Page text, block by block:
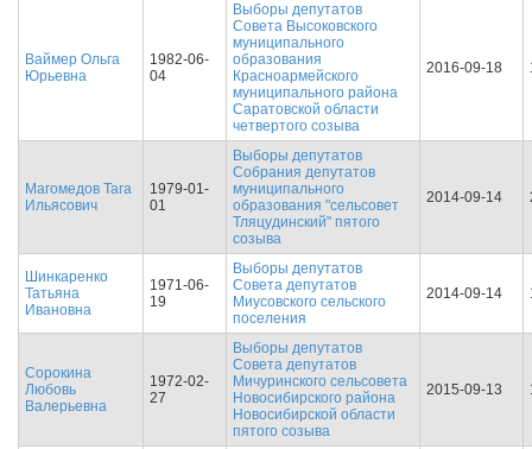
Ваймер Ольга
Юрьевна
1982-06-
04
Выборы депутатов
Совета Высоковского
муниципального
образования
Красноармейского
муниципального района
Саратовской области
четвертого созыва
2016-09-18
Магомедов Тага
Ильясович
1979-01-
01
Выборы депутатов
Собрания депутатов
муниципального
образования "сельсовет
Тляцудинский" пятого
созыва
2014-09-14
Шинкаренко
Татьяна
Ивановна
1971-06-
19
Выборы депутатов
Совета депутатов
Миусовского сельского
поселения
2014-09-14
Сорокина
Любовь
Валерьевна
1972-02-
27
Выборы депутатов
Совета депутатов
Мичуринского сельсовета
Новосибирского района
Новосибирской области
пятого созыва
2015-09-13